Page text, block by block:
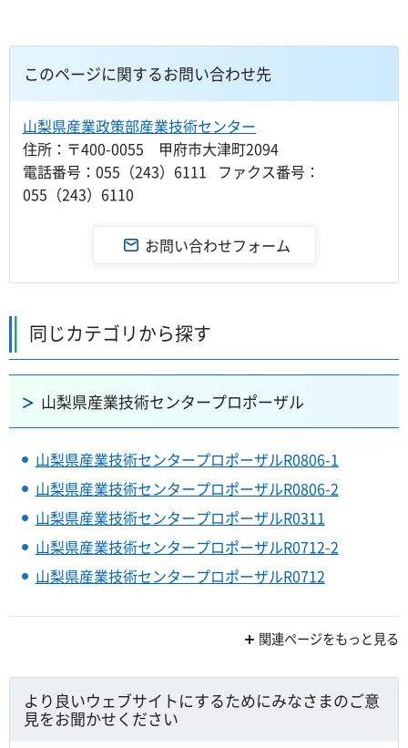
このページに関するお問い合わせ先
山梨県産業政策部産業技術センター
住所：〒400-0055 甲府市大津町2094
電話番号：055（243）6111 ファクス番号：
055（243）6110
同じカテゴリから探す
山梨県産業技術センタープロポーザル
山梨県産業技術センタープロポーザルR0806-1
山梨県産業技術センタープロポーザルR0806-2
山梨県産業技術センタープロポーザルR0311
山梨県産業技術センタープロポーザルR0712-2
山梨県産業技術センタープロポーザルR0712
関連ページをもっと見る
より良いウェブサイトにするためにみなさまのご意
見をお聞かせください